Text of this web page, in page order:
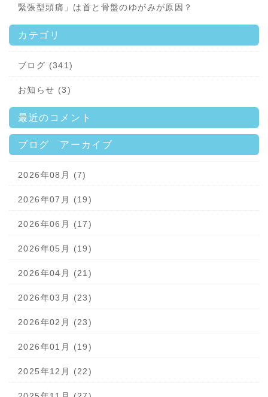
緊張型頭痛」は首と骨盤のゆがみが原因？
カテゴリ
ブログ (341)
お知らせ (3)
最近のコメント
ブログ アーカイブ
2026年08月 (7)
2026年07月 (19)
2026年06月 (17)
2026年05月 (19)
2026年04月 (21)
2026年03月 (23)
2026年02月 (23)
2026年01月 (19)
2025年12月 (22)